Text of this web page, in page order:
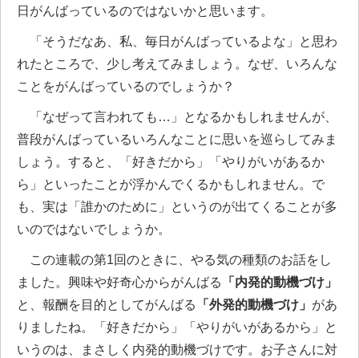
日がんばっているのではないかと思います。
「そうだなあ、私、毎日がんばっているよな」と思わ
れたところで、少し考えてみましょう。なぜ、いろんな
ことをがんばっているのでしょうか？
「なぜって言われても…」となるかもしれませんが、
普段がんばっているいろんなことに思いを巡らしてみま
しょう。すると、「好きだから」「やりがいがあるか
ら」といったことが浮かんでくるかもしれません。で
も、実は「誰かのために」というのが出てくることが多
いのではないでしょうか。
この連載の第1回のときに、やる気の種類のお話をし
ました。興味や好奇心からがんばる
「内発的動機づけ」
と、報酬を目的としてがんばる
「外発的動機づけ」 があ
りましたね。「好きだから」「やりがいがあるから」と
いうのは、まさしく内発的動機づけです。お子さんに対